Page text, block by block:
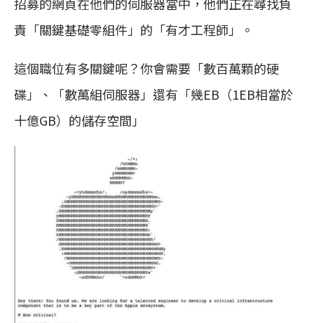
責「關鍵基礎零組件」的「有才工程師」。
這個職位有多關鍵呢？你會需要「數百萬顆的硬
碟」、「數萬組伺服器」還有「幾EB（1EB相當於
十億GB）的儲存空間」